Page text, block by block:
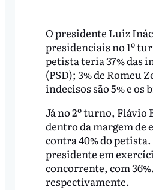
O presidente Luiz
presidenciais no 1º
petista teria 37% das
(PSD); 3% de Romeu
indecisos são 5% e os
Já no 2º turno, Flávio
dentro da margem de
contra 40% do
presidente em
concorrente, com
respectivamente.